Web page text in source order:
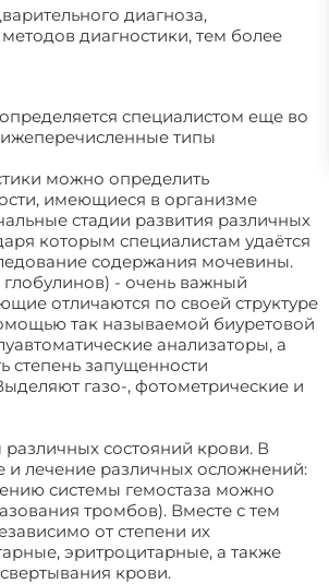
диагноза,
диагностики, тем более
специалистом еще во
типы
можно определить
имеющиеся в организме
стадии развития различных
которым специалистам удаётся
содержания мочевины.
- очень важный
отличаются по своей структуре
так называемой биуретовой
анализаторы, а
степень запущенности
газо-, фотометрические и
различных состояний крови. В
и лечение различных осложнений:
системы гемостаза можно
тромбов). Вместе с тем
от степени их
эритроцитарные, а также
крови.